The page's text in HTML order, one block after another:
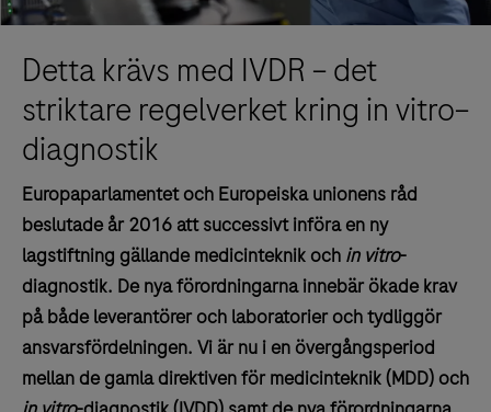
Detta krävs med IVDR – det
striktare regelverket kring in vitro–
diagnostik
Europaparlamentet och Europeiska unionens råd
beslutade år 2016 att successivt införa en ny
lagstiftning gällande medicinteknik och in vitro-
diagnostik. De nya förordningarna innebär ökade krav
på både leverantörer och laboratorier och tydliggör
ansvarsfördelningen. Vi är nu i en övergångsperiod
mellan de gamla direktiven för medicinteknik (MDD) och